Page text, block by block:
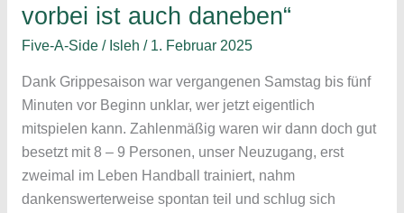
vorbei ist auch daneben“
Five-A-Side/ Isleh / 1. Februar 2025
Dank Grippesaison war vergangenen Samstag bis fünf
Minuten vor Beginn unklar, wer jetzt eigentlich
mitspielen kann. Zahlenmäßig waren wir dann doch gut
besetzt mit 8 – 9 Personen, unser Neuzugang, erst
zweimal im Leben Handball trainiert, nahm
dankenswerterweise spontan teil und schlug sich